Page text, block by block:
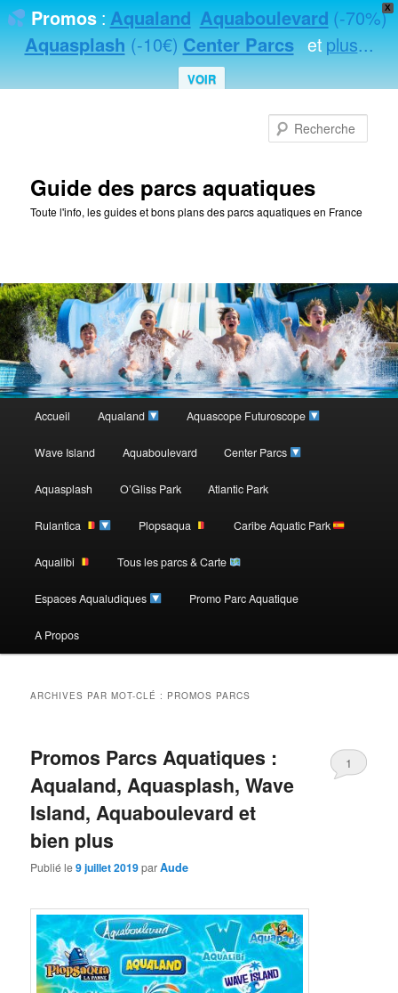
X
Promos:Aqualand Aquaboulevard(-70%)
Aquasplash (-10€)Center Parcsetplus...
VOIR
Guide des parcs aquatiques
Toute l'info, les guides et bons plans des parcs aquatiques en France
Menu
Aller
contenu
Aller
contenu
Accueil Aqualand Aquascope Futuroscope
Wave Island Aquaboulevard Center Parcs
Aquasplash O’Gliss Park Atlantic Park
Rulantica Plopsaqua Caribe Aquatic Park
Aqualibi Tous les parcs & Carte
Espaces Aqualudiques Promo Parc Aquatique
A Propos
ARCHIVES PAR MOT-CLÉ : PROMOS PARCS
Promos Parcs Aquatiques :
Aqualand, Aquasplash, Wave
Island, Aquaboulevard et
bien plus
Publié le9 juillet 2019parAude
1